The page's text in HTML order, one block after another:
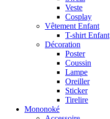
Veste
Cosplay
Vêtement Enfant
T-shirt Enfant
Décoration
Poster
Coussin
Lampe
Oreiller
Sticker
Tirelire
Mononoké